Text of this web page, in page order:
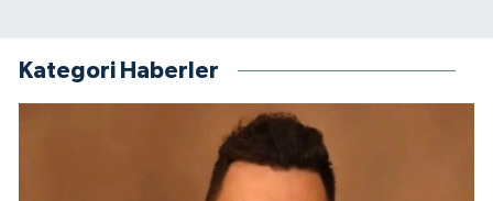
Kategori Haberler